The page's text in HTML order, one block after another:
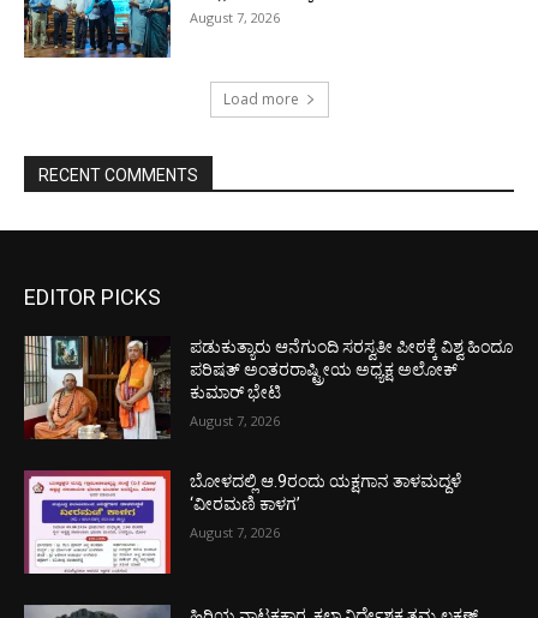
August 7, 2026
Load more
RECENT COMMENTS
EDITOR PICKS
ಪಡುಕುತ್ಯಾರು ಆನೆಗುಂದಿ ಸರಸ್ವತೀ ಪೀಠಕ್ಕೆ ವಿಶ್ವ ಹಿಂದೂ
ಪರಿಷತ್ ಅಂತರರಾಷ್ಟ್ರೀಯ ಅಧ್ಯಕ್ಷ ಅಲೋಕ್
ಕುಮಾರ್ ಭೇಟಿ
August 7, 2026
ಬೋಳದಲ್ಲಿ ಆ.9ರಂದು ಯಕ್ಷಗಾನ ತಾಳಮದ್ದಳೆ
‘ವೀರಮಣಿ ಕಾಳಗ’
August 7, 2026